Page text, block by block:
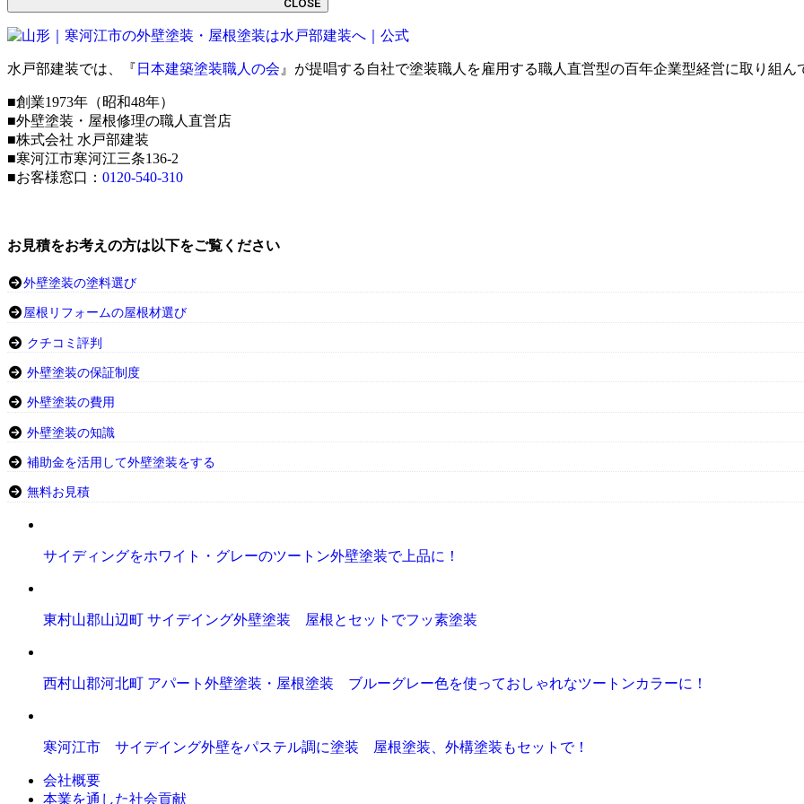
CLOSE
水戸部建装では、『 日本建築塗装職人の会 』が提唱する自社で塗装職人を雇用する職人直営型の百年企業型経営に取り組ん
■創業1973年（昭和48年）
■外壁塗装・屋根修理の職人直営店
■株式会社 水戸部建装
■寒河江市寒河江三条136-2
■お客様窓口： 0120-540-310
お見積をお考えの方は以下をご覧ください
外壁塗装の塗料選び
屋根リフォームの屋根材選び
クチコミ評判
外壁塗装の保証制度
外壁塗装の費用
外壁塗装の知識
補助金を活用して外壁塗装をする
無料お見積
サイディングをホワイト・グレーのツートン外壁塗装で上品に！
東村山郡山辺町 サイデイング外壁塗装 屋根とセットでフッ素塗装
西村山郡河北町 アパート外壁塗装・屋根塗装 ブルーグレー色を使っておしゃれなツートンカラーに！
寒河江市 サイデイング外壁をパステル調に塗装 屋根塗装、外構塗装もセットで！
会社概要
本業を通した社会貢献